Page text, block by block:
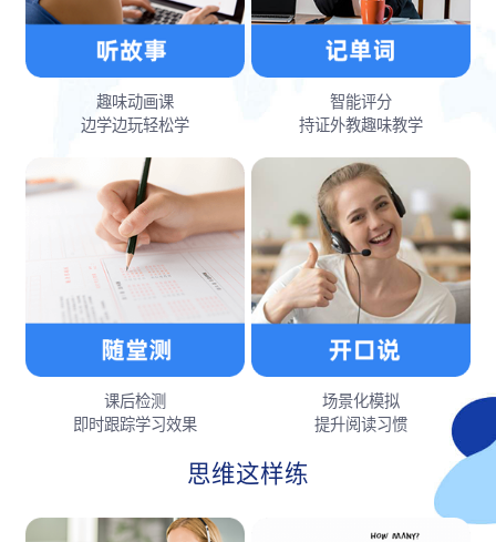
趣味动画课
边学边玩轻松学
智能评分
持证外教趣味教学
课后检测
即时跟踪学习效果
场景化模拟
提升阅读习惯
思维这样练